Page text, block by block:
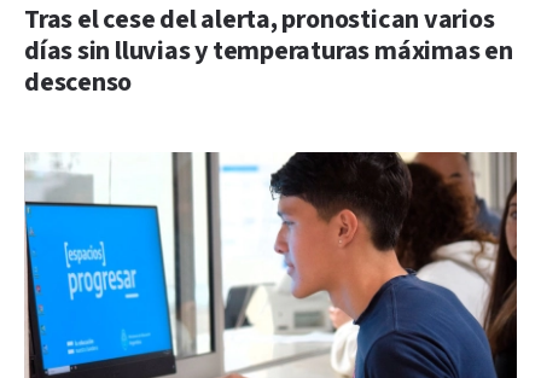
Tras el cese del alerta, pronostican varios
días sin lluvias y temperaturas máximas en
descenso